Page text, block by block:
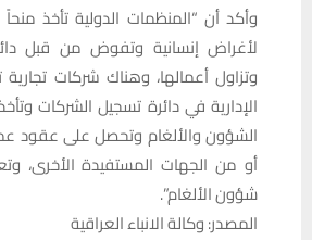
وأكد أن “المنظمات الدولية تأخذ
لأغراض إنسانية وتفوض من قبل
وتزاول أعمالها، وهناك شركات
الإدارية في دائرة تسجيل الشركات
الشؤون والألغام وتحصل على عقود
أو من الجهات المستفيدة الأخرى،
شؤون الألغام”.
المصدر: وكالة الانباء العراقية